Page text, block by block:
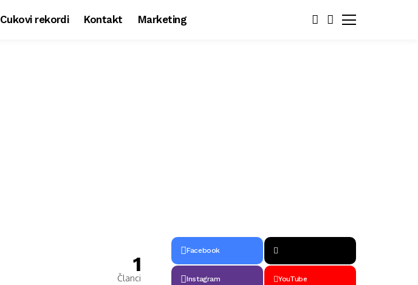
Cukovi rekordi Kontakt Marketing
1
Članci
Facebook
Instagram YouTube